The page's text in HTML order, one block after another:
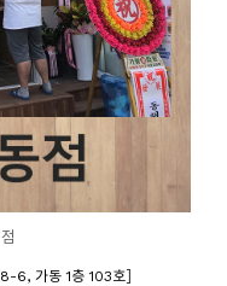
6, 가동 1층 103호]